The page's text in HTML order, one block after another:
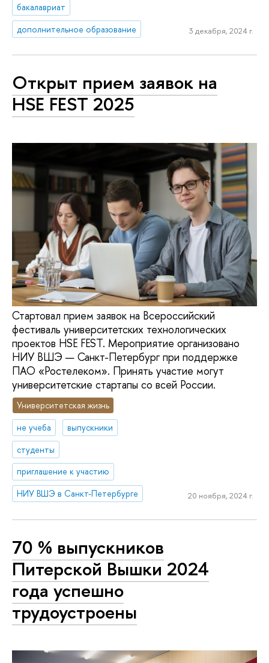
бакалавриат
дополнительное образование
3 декабря, 2024 г.
Открыт прием заявок на
HSE FEST 2025
Стартовал прием заявок на Всероссийский
фестиваль университетских технологических
проектов HSE FEST. Мероприятие организовано
НИУ ВШЭ — Санкт-Петербург при поддержке
ПАО «Ростелеком». Принять участие могут
университетские стартапы со всей России.
Университетская жизнь
не учеба
выпускники
студенты
приглашение к участию
НИУ ВШЭ в Санкт-Петербурге
20 ноября, 2024 г.
70 % выпускников
Питерской Вышки 2024
года успешно
трудоустроены